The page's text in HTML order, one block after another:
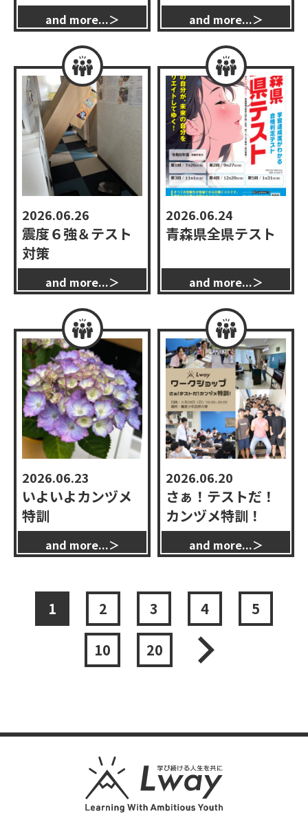
2026.06.26
震度６強＆テスト
対策
2026.06.24
青森県全県テスト
2026.06.23
いよいよカンヅメ
特訓
2026.06.20
さぁ！テストだ！
カンヅメ特訓！
1 2 3 4 5
10 20 »